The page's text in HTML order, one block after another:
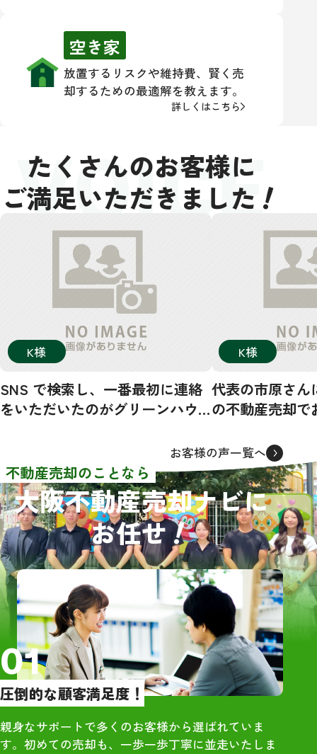
空き家
放置するリスクや維持費、賢く売
却するための最適解を教えます。
詳しくはこちら
たくさんのお客様に
ご満足いただきました！
VOICE
K様
SNS で検索し、一番最初に連絡
をいただいたのがグリーンハウ
者から連絡をいただきました
が、面談をしたのは3社でした。
売買価格や条件等はほぼ同じで
した。その中でグリーンハウジ
ングさんを選んだ理由として、
担当者の大橋さんが一番若く誠
実に感じたからです。
依頼してからほぼ2ヶ月という短
期間で売買契約を結ぶことがで
き感謝しております。また、引
っ越しの際にも大橋さんに立ち
会っていただき、引っ越し先が
遠隔地だったので不用品等の後
始末もお願いすることができ、
大変助かりました。
直感でグリーンハウジングの大
K様
代表の市原さん
の不動産売却で
同級生でもあり
も踏まえてレビ
【物件概要】
・大阪市住吉区
築、4DK、木造
RC）
・雨漏りや床抜
あり
【訪問査定】
・地域相場を把
際の売却価格に
・大手は高額査
で、最終売却額
お客様の声一覧へ
不動産売却のことなら
大阪不動産売却ナビに
お任せ！
01
圧倒的な顧客満足度！
親身なサポートで多くのお客様から選ばれていま
す。初めての売却も、一歩一歩丁寧に並走いたしま